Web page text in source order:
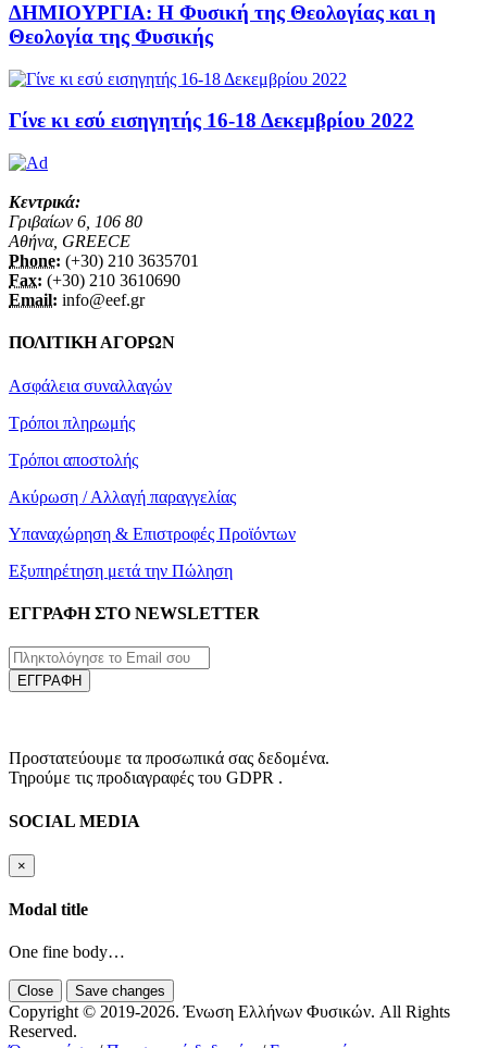
ΔΗΜΙΟΥΡΓΙΑ: Η Φυσική της Θεολογίας και η
Θεολογία της Φυσικής
Γίνε κι εσύ εισηγητής 16-18 Δεκεμβρίου 2022
Κεντρικά:
Γριβαίων 6, 106 80
Αθήνα, GREECE
Phone: (+30) 210 3635701
Fax: (+30) 210 3610690
Email: info@eef.gr
ΠΟΛΙΤΙΚΗ ΑΓΟΡΩΝ
Ασφάλεια συναλλαγών
Τρόποι πληρωμής
Τρόποι αποστολής
Ακύρωση / Αλλαγή παραγγελίας
Υπαναχώρηση & Επιστροφές Προϊόντων
Εξυπηρέτηση μετά την Πώληση
ΕΓΓΡΑΦΗ ΣΤΟ NEWSLETTER
ΕΓΓΡΑΦΗ
Προστατεύουμε τα προσωπικά σας δεδομένα.
Τηρούμε τις προδιαγραφές του GDPR .
SOCIAL MEDIA
×
Modal title
One fine body…
Close Save changes
Copyright © 2019-2026. Ένωση Ελλήνων Φυσικών. All Rights
Reserved.